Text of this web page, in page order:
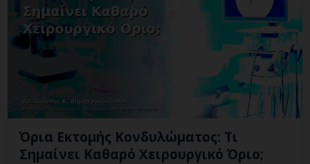
Όρια Εκτομής Κονδυλώματος: Τι
Σημαίνει Καθαρό Χειρουργικό Όριο;